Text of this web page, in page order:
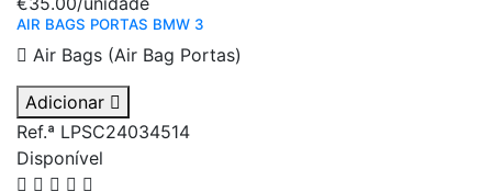
AIR BAGS PORTAS BMW 3
Air Bags (Air Bag Portas)
Adicionar
Ref.ª LPSC24034514
Disponível